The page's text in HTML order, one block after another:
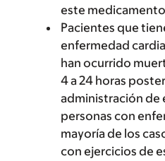
este
Pacientes que
enfermedad
han ocurrido
4 a 24 horas
administración de
personas con
mayoría de los
con ejercicios de